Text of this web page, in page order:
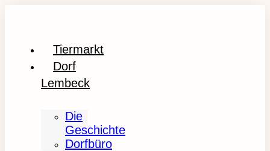
Tiermarkt
Dorf
Lembeck
Die
Geschichte
Dorfbüro